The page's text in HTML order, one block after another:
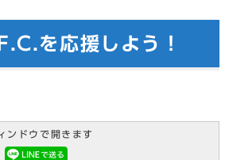
を応援しよう！
ンドウで開きます